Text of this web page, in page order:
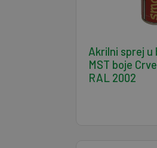
Akrilni sprej u
MST boje
RAL 2002